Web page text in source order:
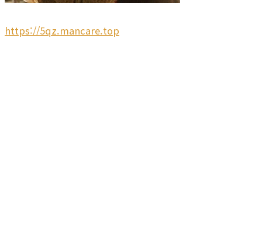
https://5qz.mancare.top